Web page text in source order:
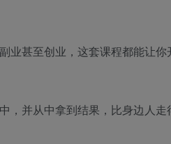
业甚至创业，这套课程都能让
并从中拿到结果，比身边人走